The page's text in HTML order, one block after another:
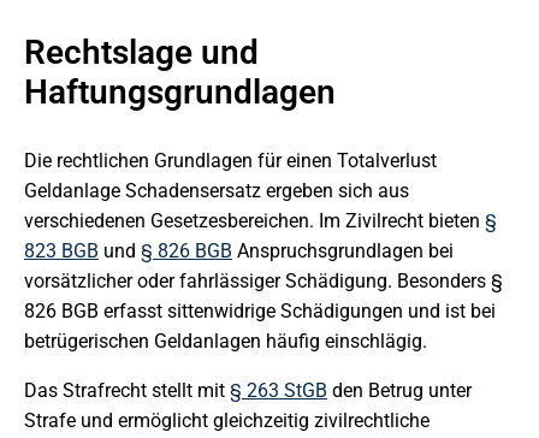
Rechtslage und
Haftungsgrundlagen
Die rechtlichen Grundlagen für einen Totalverlust
Geldanlage Schadensersatz ergeben sich aus
verschiedenen Gesetzesbereichen. Im Zivilrecht bieten §
823 BGB und § 826 BGB Anspruchsgrundlagen bei
vorsätzlicher oder fahrlässiger Schädigung. Besonders §
826 BGB erfasst sittenwidrige Schädigungen und ist bei
betrügerischen Geldanlagen häufig einschlägig.
Das Strafrecht stellt mit § 263 StGB den Betrug unter
Strafe und ermöglicht gleichzeitig zivilrechtliche